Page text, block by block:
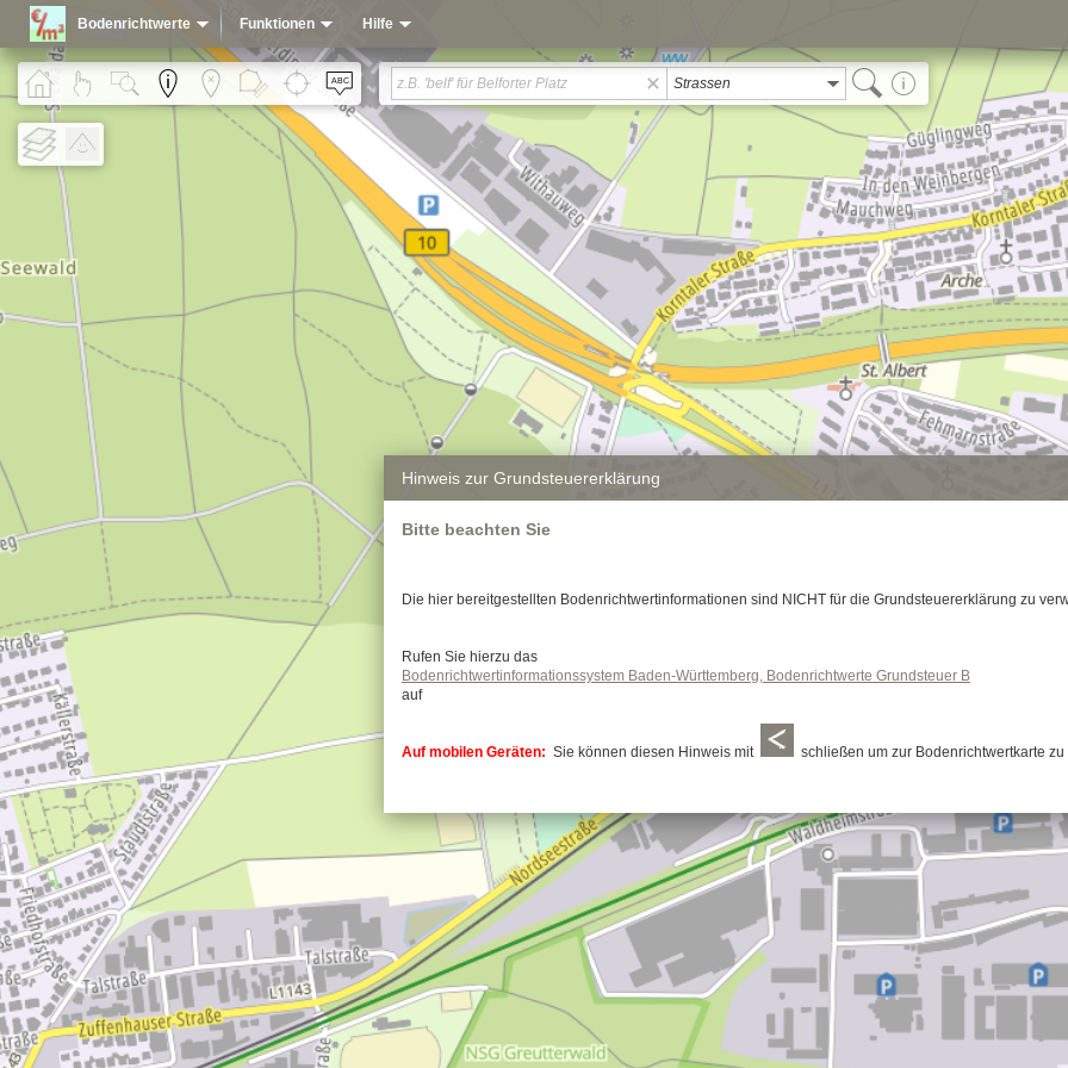
Bodenrichtwerte Funktionen Hilfe
Strassen
Hinweis zur Grundsteuererklärung
Bitte beachten Sie
Die hier bereitgestellten Bodenrichtwertinformationen sind NICHT für die Grundsteuererklärung zu
Rufen Sie hierzu das
Bodenrichtwertinformationssystem Baden-Württemberg, Bodenrichtwerte Grundsteuer B
auf
Auf mobilen Geräten: Sie können diesen Hinweis mit schließen um zur Bodenrichtwertkarte